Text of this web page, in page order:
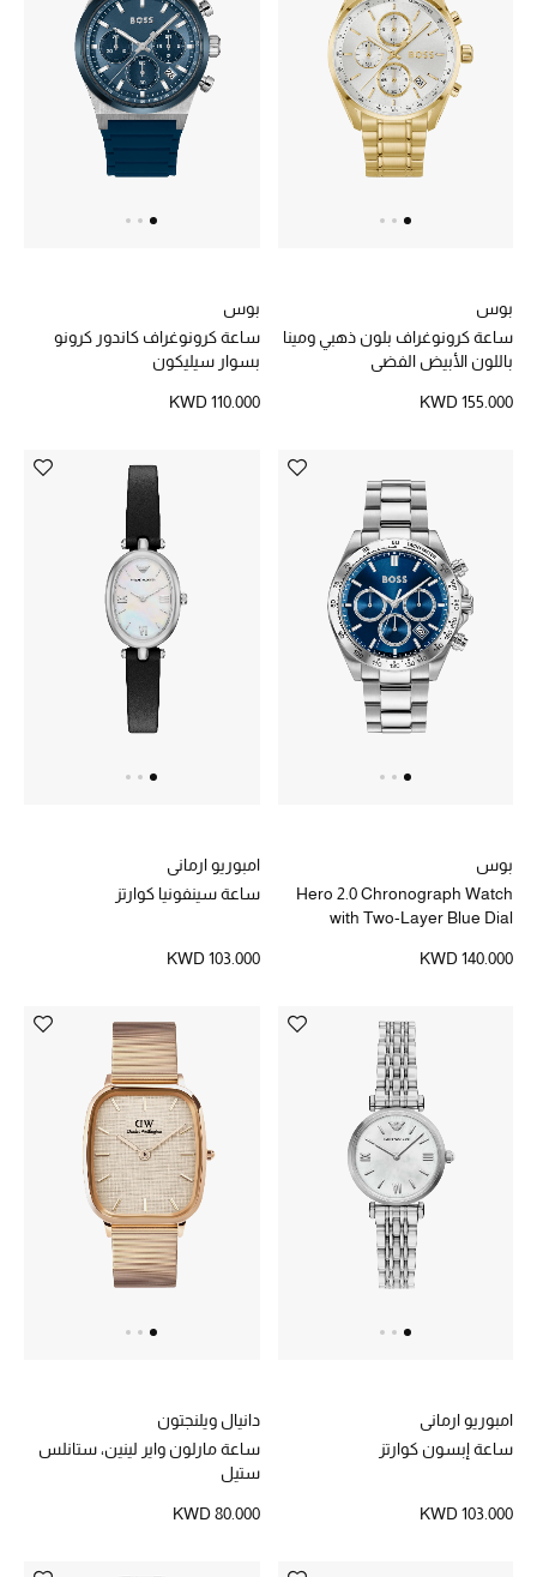
بوس
ساعة كرونوغراف بلون ذهبي ومينا
باللون الأبيض الفضي
KWD 155.000
بوس
ساعة كرونوغراف كاندور كرونو
بسوار سيليكون
KWD 110.000
بوس
Hero 2.0 Chronograph Watch
with Two-Layer Blue Dial
KWD 140.000
امبوريو ارماني
ساعة سينفونيا كوارتز
KWD 103.000
امبوريو ارماني
ساعة إبسون كوارتز
KWD 103.000
دانيال ويلنجتون
ساعة مارلون واير لينين، ستانلس
ستيل
KWD 80.000